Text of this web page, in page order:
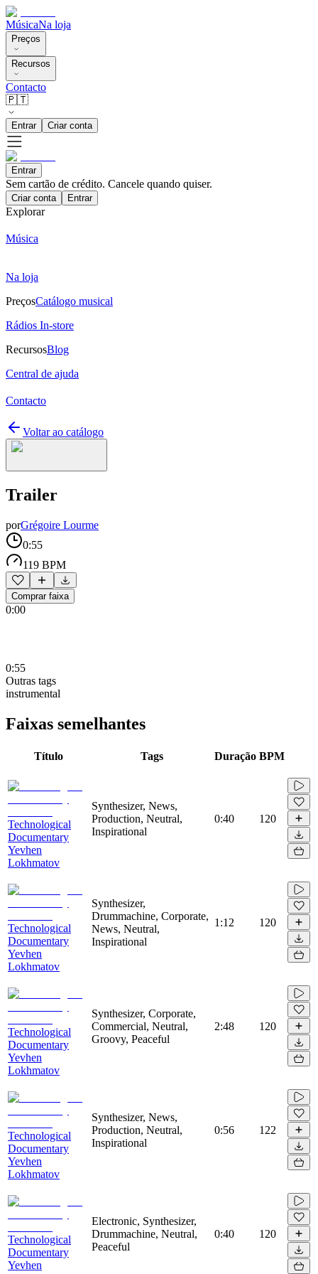
MúsicaNa loja
Preços
Recursos
Contacto
🇵🇹
Entrar Criar conta
Entrar
Sem cartão de crédito. Cancele quando quiser.
Criar conta Entrar
Explorar
Música
Na loja
PreçosCatálogo musical
Rádios In-store
RecursosBlog
Central de ajuda
Contacto
Voltar ao catálogo
Trailer
porGrégoire Lourme
0:55
119 BPM
Comprar faixa
0:00
0:55
Outras tags
instrumental
Faixas semelhantes
Título Tags Duração BPM
Technological
Documentary
Yevhen
Lokhmatov
Synthesizer, News,
Production, Neutral,
Inspirational
0:40 120
Technological
Documentary
Yevhen
Lokhmatov
Synthesizer,
Drummachine, Corporate,
News, Neutral,
Inspirational
1:12 120
Technological
Documentary
Yevhen
Lokhmatov
Synthesizer, Corporate,
Commercial, Neutral,
Groovy, Peaceful
2:48 120
Technological
Documentary
Yevhen
Lokhmatov
Synthesizer, News,
Production, Neutral,
Inspirational
0:56 122
Technological
Documentary
Yevhen
Electronic, Synthesizer,
Drummachine, Neutral,
Peaceful
0:40 120